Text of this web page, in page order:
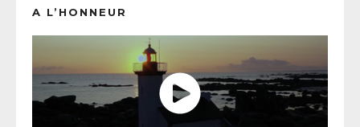
A L’HONNEUR